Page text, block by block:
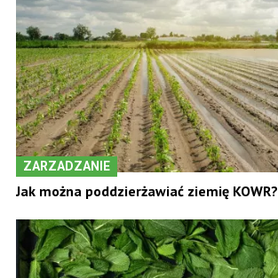
ZARZADZANIE
Jak można poddzierżawiać ziemię KOWR?